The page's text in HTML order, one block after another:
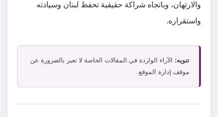
والارتهان، وباتجاه شراكة حقيقية تحفظ لبنان وسيادته
واستقراره.
تنويه: الآراء الواردة في المقالات الخاصة لا تعبر بالضرورة عن
موقف إدارة الموقع.